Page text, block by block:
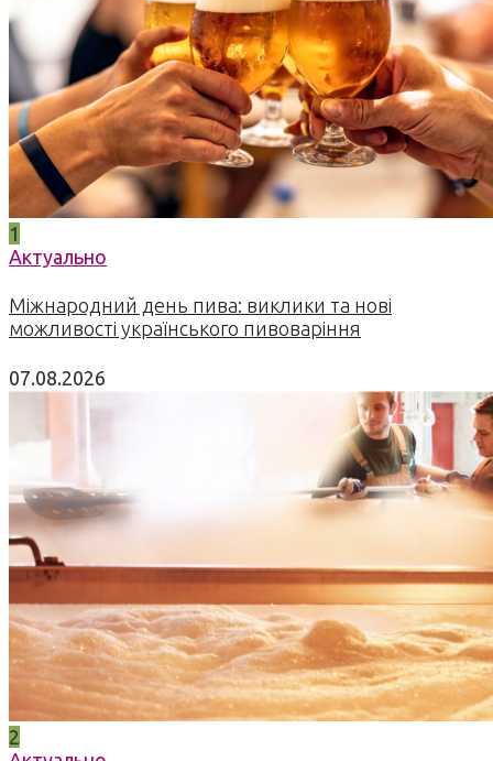
1
Актуально
Міжнародний день пива: виклики та нові
можливості українського пивоваріння
07.08.2026
2